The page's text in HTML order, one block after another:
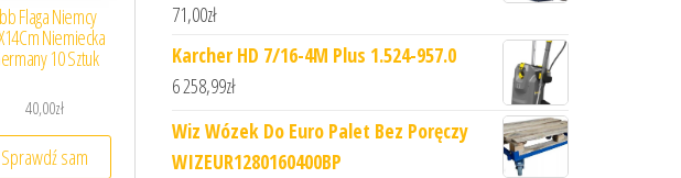
Flaga Niemcy
Niemiecka
10 Sztuk
40,00zł
Sprawdź sam
71,00zł
Karcher HD 7/16-4M Plus 1.524-957.0
6 258,99zł
Wiz Wózek Do Euro Palet Bez Poręczy
WIZEUR1280160400BP